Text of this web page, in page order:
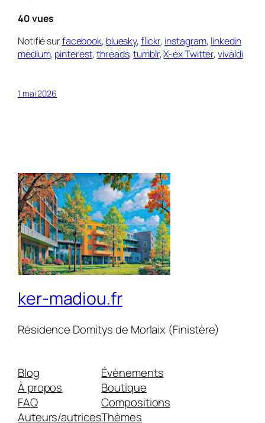
40 vues
Notifié surfacebook, bluesky,flickr, instagram, linkedin
medium, pinterest,threads,tumblr,X-ex Twitter,vivaldi
1 mai 2026
ker-madiou.fr
Résidence Domitys de Morlaix (Finistère)
Blog
À propos
FAQ
Auteurs/autrices
Évènements
Boutique
Compositions
Thèmes